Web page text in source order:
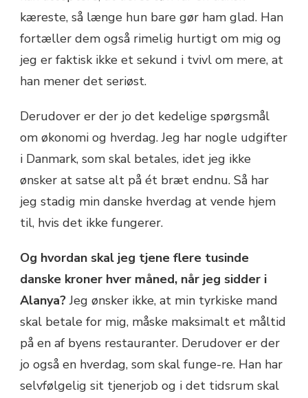
kæreste, så længe hun bare gør ham glad. Han
fortæller dem også rimelig hurtigt om mig og
jeg er faktisk ikke et sekund i tvivl om mere, at
han mener det seriøst.
Derudover er der jo det kedelige spørgsmål
om økonomi og hverdag. Jeg har nogle udgifter
i Danmark, som skal betales, idet jeg ikke
ønsker at satse alt på ét bræt endnu. Så har
jeg stadig min danske hverdag at vende hjem
til, hvis det ikke fungerer.
Og hvordan skal jeg tjene flere tusinde
danske kroner hver måned, når jeg sidder i
Alanya?Jeg ønsker ikke, at min tyrkiske mand
skal betale for mig, måske maksimalt et måltid
på en af byens restauranter. Derudover er der
jo også en hverdag, som skal funge-re. Han har
selvfølgelig sit tjenerjob og i det tidsrum skal